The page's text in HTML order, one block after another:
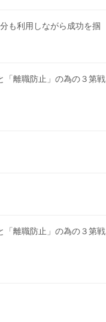
も利用しながら成功を掴
「離職防止」の為の３第戦
「離職防止」の為の３第戦